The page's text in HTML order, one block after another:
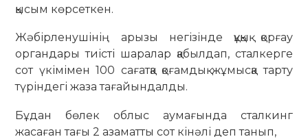
қысым көрсеткен.
Жәбірленушінің арызы негізінде құқық қорғау
органдары тиісті шаралар қабылдап, сталкерге
сот үкімімен 100 сағатқа қоғамдық жұмысқа тарту
түріндегі жаза тағайындалды.
Бұдан бөлек облыс аумағында сталкинг
жасаған тағы 2 азаматты сот кінәлі деп танып,